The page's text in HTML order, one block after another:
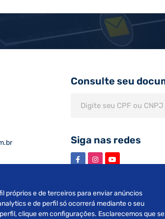
Consulte seu
Siga nas redes
próprios e de terceiros para enviar anúncios
e de perfil só ocorrerá mediante o seu
clique em configurações. Esclarecemos que